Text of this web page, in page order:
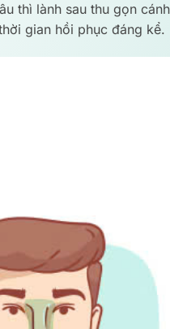
thì lành sau thu gọn
gian hồi phục đáng kể.